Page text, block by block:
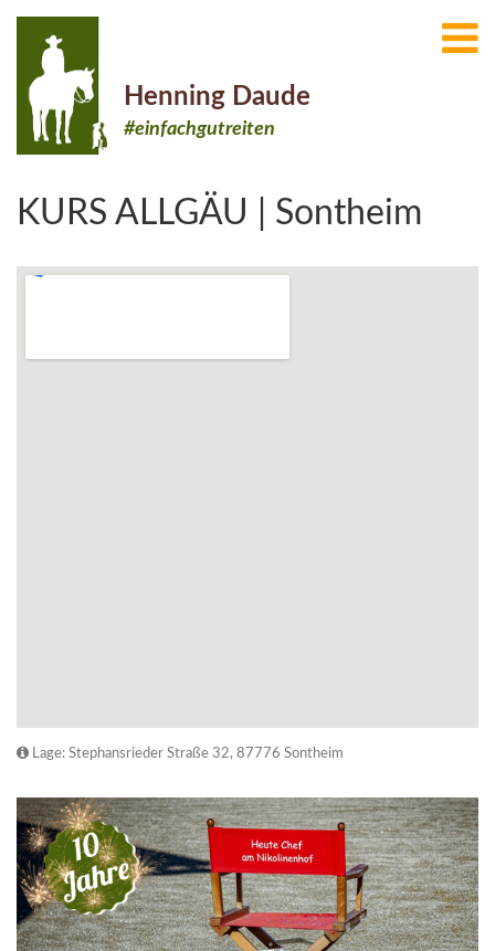
Henning Daude
#einfachgutreiten
KURS ALLGÄU | Sontheim
Lage: Stephansrieder Straße 32, 87776 Sontheim